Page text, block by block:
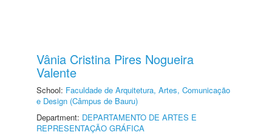
Vânia Cristina Pires Nogueira
Valente
School: Faculdade de Arquitetura, Artes, Comunicação
e Design (Câmpus de Bauru)
Department: DEPARTAMENTO DE ARTES E
REPRESENTAÇÃO GRÁFICA